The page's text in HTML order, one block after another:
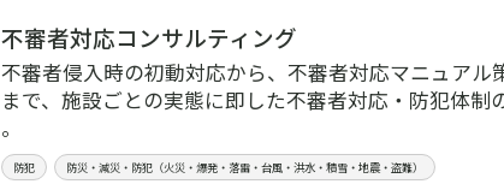
不審者対応コンサルティング
不審者侵入時の初動対応から、不審者対応マニュア
まで、施設ごとの実態に即した不審者対応・防犯体
。
防犯 防災・減災・防犯（火災・爆発・落雷・台風・洪水・積雪・地震・盗難）